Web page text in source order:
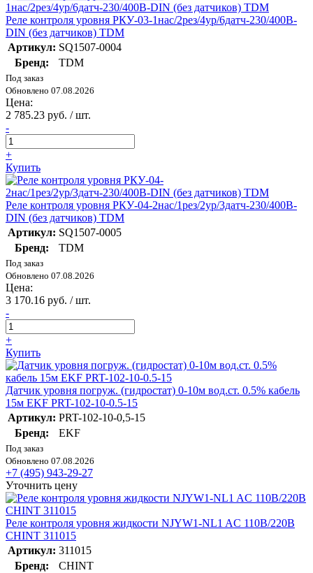
Реле контроля уровня РКУ-03-1нас/2рез/4ур/6датч-230/400В-
DIN (без датчиков) TDM
Артикул: SQ1507-0004
Бренд:
TDM
Под заказ
Обновлено 07.08.2026
Цена:
2 785.23 руб. / шт.
-
+
Купить
Реле контроля уровня РКУ-04-2нас/1рез/2ур/3датч-230/400В-
DIN (без датчиков) TDM
Артикул: SQ1507-0005
Бренд:
TDM
Под заказ
Обновлено 07.08.2026
Цена:
3 170.16 руб. / шт.
-
+
Купить
Датчик уровня погруж. (гидростат) 0-10м вод.ст. 0.5% кабель
15м EKF PRT-102-10-0.5-15
Артикул: PRT-102-10-0,5-15
Бренд:
EKF
Под заказ
Обновлено 07.08.2026
+7 (495) 943-29-27
Уточнить цену
Реле контроля уровня жидкости NJYW1-NL1 AC 110В/220В
CHINT 311015
Артикул: 311015
Бренд:
CHINT